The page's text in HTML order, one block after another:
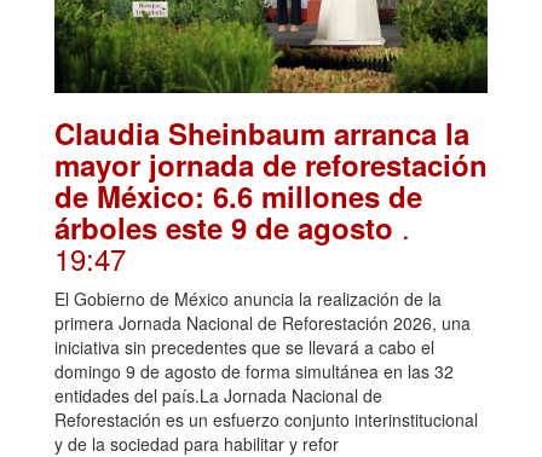
Claudia Sheinbaum arranca la
mayor jornada de reforestación
de México: 6.6 millones de
árboles este 9 de agosto .
19:47
El Gobierno de México anuncia la realización de la
primera Jornada Nacional de Reforestación 2026, una
iniciativa sin precedentes que se llevará a cabo el
domingo 9 de agosto de forma simultánea en las 32
entidades del país.La Jornada Nacional de
Reforestación es un esfuerzo conjunto interinstitucional
y de la sociedad para habilitar y refor